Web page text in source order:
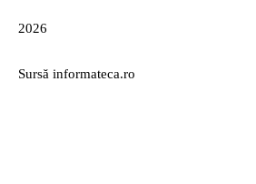
2026
Sursă informateca.ro